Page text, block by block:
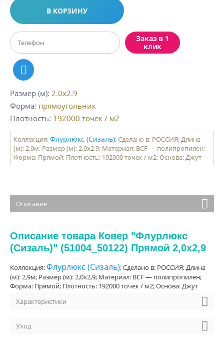
В КОРЗИНУ
Заказ в 1
клик
Размер (м) 2.0x2.9
Форма прямоугольник
Плотность 192000 точек / м2
Коллекция:Флурлюкс (Сизаль); Сделано в: РОССИЯ; Длина
(м): 2,9м; Размер (м): 2,0х2,9; Материал: BCF — полипропилен;
Форма: Прямой; Плотность: 192000 точек / м2; Основа: Джут
Описание
Описание товара Ковер "Флурлюкс
(Сизаль)" (51004_50122) Прямой 2,0х2,9
Коллекция:Флурлюкс (Сизаль); Сделано в: РОССИЯ; Длина
(м): 2,9м; Размер (м): 2,0х2,9; Материал: BCF — полипропилен;
Форма: Прямой; Плотность: 192000 точек / м2; Основа: Джут
Характеристики
Уход